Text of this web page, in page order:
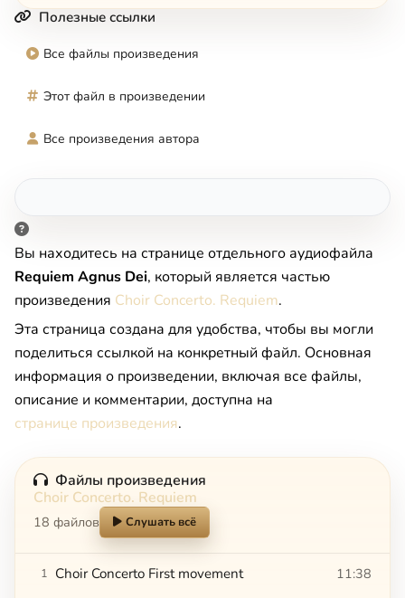
Полезные ссылки
Все файлы произведения
Этот файл в произведении
Все произведения автора
Вы находитесь на странице отдельного аудиофайла
Requiem Agnus Dei, который является частью
произведения Choir Concerto. Requiem.
Эта страница создана для удобства, чтобы вы могли
поделиться ссылкой на конкретный файл. Основная
информация о произведении, включая все файлы,
описание и комментарии, доступна на
странице произведения.
Файлы произведения
Choir Concerto. Requiem
18 файлов Слушать всё
1 Choir Concerto First movement 11:38